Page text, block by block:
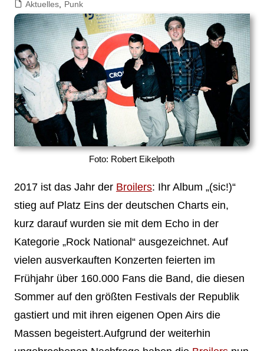
Aktuelles, Punk
Foto: Robert Eikelpoth
2017 ist das Jahr der Broilers: Ihr Album „(sic!)“
stieg auf Platz Eins der deutschen Charts ein,
kurz darauf wurden sie mit dem Echo in der
Kategorie „Rock National“ ausgezeichnet. Auf
vielen ausverkauften Konzerten feierten im
Frühjahr über 160.000 Fans die Band, die diesen
Sommer auf den größten Festivals der Republik
gastiert und mit ihren eigenen Open Airs die
Massen begeistert.Aufgrund der weiterhin